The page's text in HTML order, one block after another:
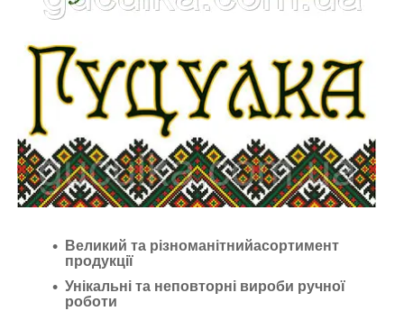
Великий та різноманітнийасортимент
продукції
Унікальні та неповторні вироби ручної
роботи